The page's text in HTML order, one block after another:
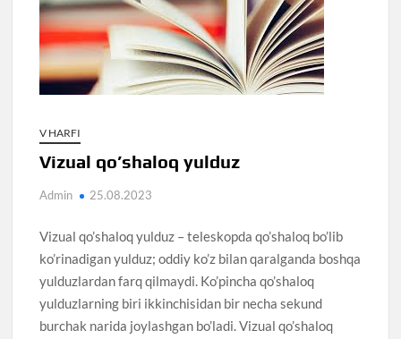
V HARFI
Vizual qo’shaloq yulduz
Admin 25.08.2023
Vizual qo’shaloq yulduz – teleskopda qo’shaloq bo’lib
ko’rinadigan yulduz; oddiy ko’z bilan qaralganda boshqa
yulduzlardan farq qilmaydi. Ko’pincha qo’shaloq
yulduzlarning biri ikkinchisidan bir necha sekund
burchak narida joylashgan bo’ladi. Vizual qo’shaloq